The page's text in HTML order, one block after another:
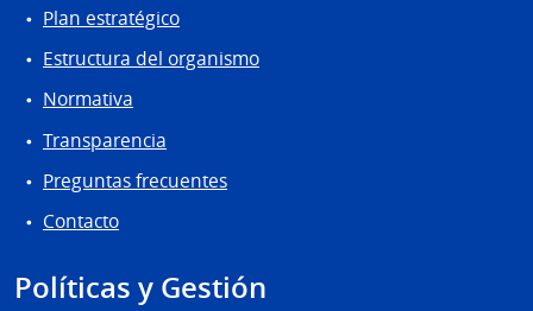
Plan estratégico
Estructura del organismo
Normativa
Transparencia
Preguntas frecuentes
Contacto
Políticas y Gestión